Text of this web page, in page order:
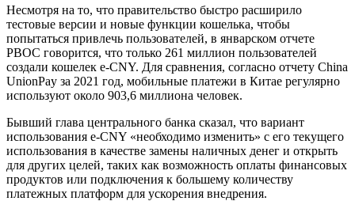
Несмотря на то, что правительство быстро расширило
тестовые версии и новые функции кошелька, чтобы
попытаться привлечь пользователей, в январском отчете
PBOC говорится, что только 261 миллион пользователей
создали кошелек e-CNY. Для сравнения, согласно отчету China
UnionPay за 2021 год, мобильные платежи в Китае регулярно
используют около 903,6 миллиона человек.
Бывший глава центрального банка сказал, что вариант
использования e-CNY «необходимо изменить» с его текущего
использования в качестве замены наличных денег и открыть
для других целей, таких как возможность оплаты финансовых
продуктов или подключения к большему количеству
платежных платформ для ускорения внедрения.